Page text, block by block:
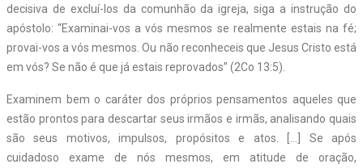
decisiva de excluí-los da comunhão da igreja, siga a instrução do
apóstolo: “Examinai-vos a vós mesmos se realmente estais na fé;
provai-vos a vós mesmos. Ou não reconheceis que Jesus Cristo está
em vós? Se não é que já estais reprovados” (2Co 13:5).
Examinem bem o caráter dos próprios pensamentos aqueles que
estão prontos para descartar seus irmãos e irmãs, analisando quais
são seus motivos, impulsos, propósitos e atos. […] Se após
cuidadoso exame de nós mesmos, em atitude de oração,